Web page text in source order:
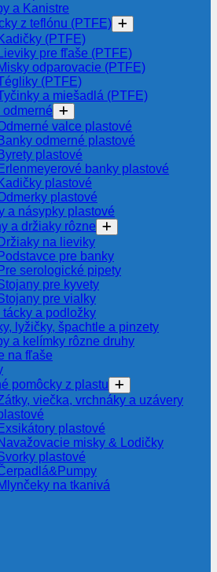
a Kanistre
z teflónu (PTFE)
Kadičky (PTFE)
Lieviky pre fľaše (PTFE)
odparovacie (PTFE)
(PTFE)
a miešadlá (PTFE)
odmerné
valce plastové
Banky odmerné plastové
Byrety plastové
Erlenmeyerové banky plastové
Kadičky plastové
plastové
a násypky plastové
a držiaky rôzne
Držiaky na lieviky
Podstavce pre banky
Pre serologické pipety
pre kyvety
pre vialky
tácky a podložky
lyžičky, špachtle a pinzety
a kelímky rôzne druhy
na fľaše
pomôcky z plastu
viečka, vrchnáky a uzávery
Exsikátory plastové
misky & Lodičky
plastové
na tkanivá